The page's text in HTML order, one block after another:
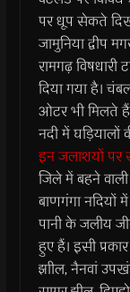
पर धूप सेकते
जामुनिया द्वीप
रामगढ़ विषधारी
दिया गया है।
ओटर भी मिलते
नदी में घड़ियालों
इन जलाशयों पर
जिले में बहने
बाणगंगा नदियों
पानी के जलीय
हुए हैं। इसी
झाील, नैनवां